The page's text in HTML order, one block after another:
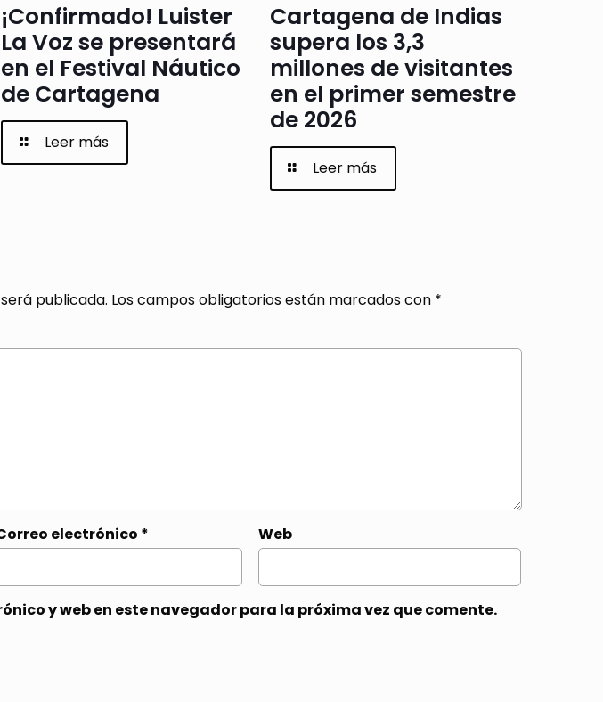
¡Confirmado! Luister
La Voz se presentará
en el Festival Náutico
de Cartagena
Leer más
Cartagena de Indias
supera los 3,3
millones de visitantes
en el primer semestre
de 2026
Leer más
publicada. Los campos obligatorios están marcados con *
electrónico * Web
y web en este navegador para la próxima vez que comente.